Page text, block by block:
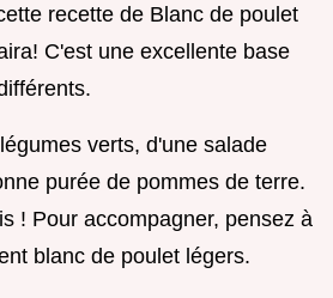
recette de Blanc de poulet
C'est une excellente base
verts, d'une salade
purée de pommes de terre.
! Pour accompagner, pensez à
blanc de poulet légers.